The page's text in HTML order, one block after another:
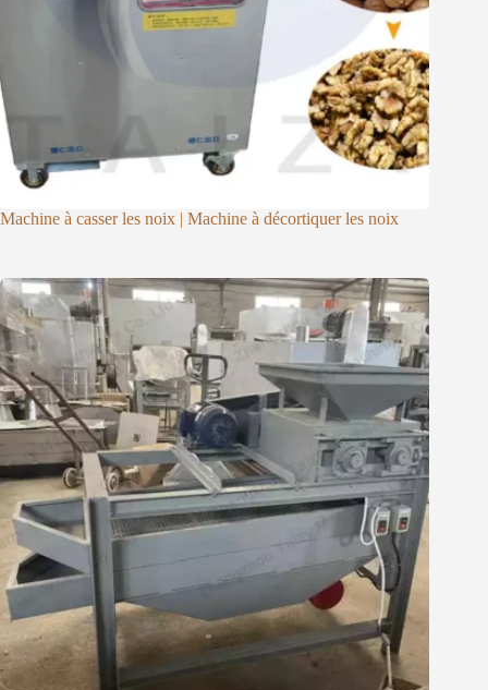
Machine à casser les noix | Machine à décortiquer les noix